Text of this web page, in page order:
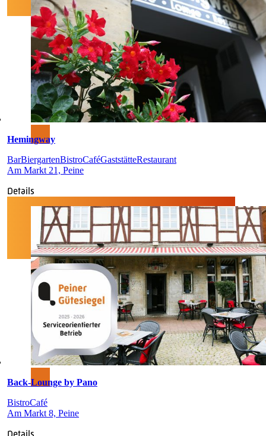
Hemingway
BarBiergartenBistroCaféGaststätteRestaurant
Am Markt 21, Peine
Details
Back-Lounge by Pano
BistroCafé
Am Markt 8, Peine